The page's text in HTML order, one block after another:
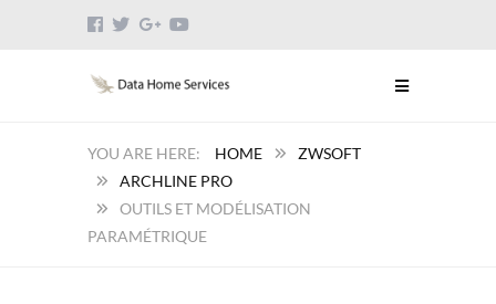
HOME
ZWSOFT
ARCHLINE PRO
OUTILS ET MODÉLISATION
PARAMÉTRIQUE